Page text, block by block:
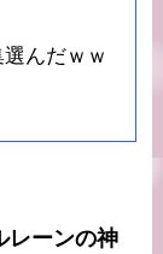
んだｗｗ
レーンの神